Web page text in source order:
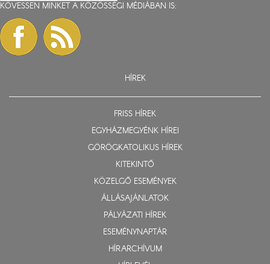
KÖVESSEN MINKET A KÖZÖSSÉGI MÉDIÁBAN IS:
HÍREK
FRISS HÍREK
EGYHÁZMEGYÉNK HÍREI
GÖRÖGKATOLIKUS HÍREK
KITEKINTŐ
KÖZELGŐ ESEMÉNYEK
ÁLLÁSAJÁNLATOK
PÁLYÁZATI HÍREK
ESEMÉNYNAPTÁR
HÍRARCHÍVUM